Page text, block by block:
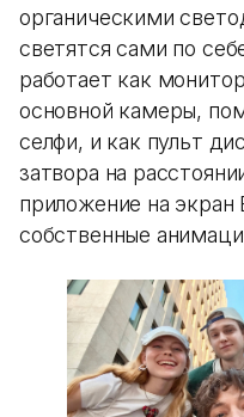
органическими
светятся сами по
работает как
основной камеры,
селфи, и как пульт
затвора на
приложение на
собственные